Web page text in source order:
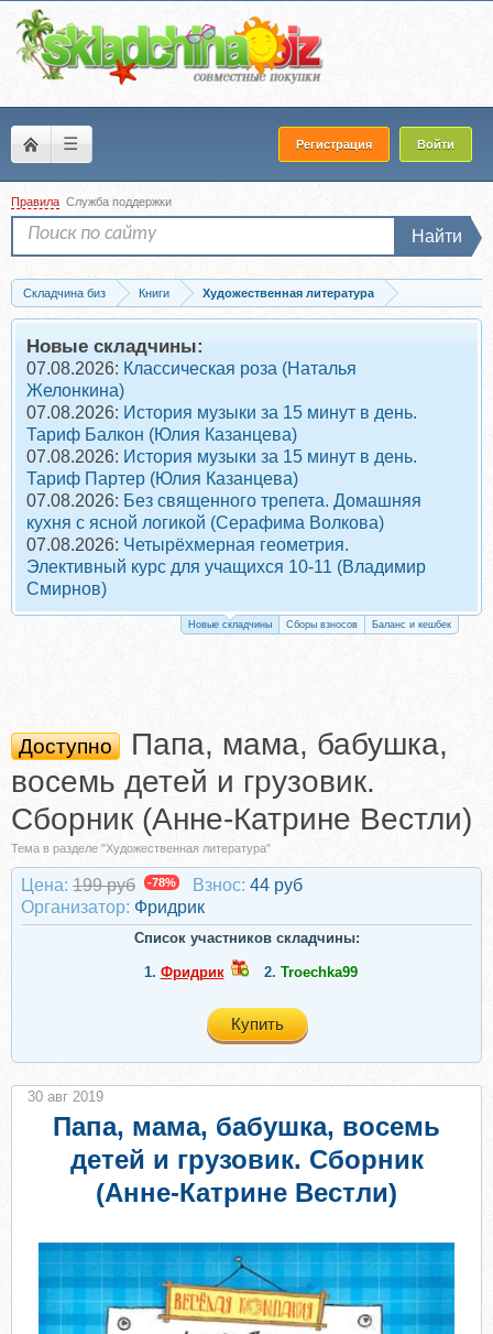
☰ Регистрация Войти
Правила Служба поддержки
Найти
Складчина биз Книги
Художественная литература
Скачать Папа, мама, бабушка, восемь детей и грузовик. Сборник (Анне-
Новые складчины:
07.08.2026: Классическая роза (Наталья
Желонкина)
07.08.2026: История музыки за 15 минут в день.
Тариф Балкон (Юлия Казанцева)
07.08.2026: История музыки за 15 минут в день.
Тариф Партер (Юлия Казанцева)
07.08.2026: Без священного трепета. Домашняя
кухня с ясной логикой (Серафима Волкова)
07.08.2026: Четырёхмерная геометрия.
Элективный курс для учащихся 10-11 (Владимир
Смирнов)
Новые складчины Сборы взносов Баланс и кешбек
Доступно
Папа, мама, бабушка,
восемь детей и грузовик.
Сборник (Анне-Катрине Вестли)
Тема в разделе "Художественная литература"
Цена: 199 руб -78% Взнос: 44 руб
Организатор: Фридрик
Список участников складчины:
1. Фридрик 2. Troechka99
Купить
Папа, мама, бабушка, восемь
детей и грузовик. Сборник
(Анне-Катрине Вестли)
30 авг 2019